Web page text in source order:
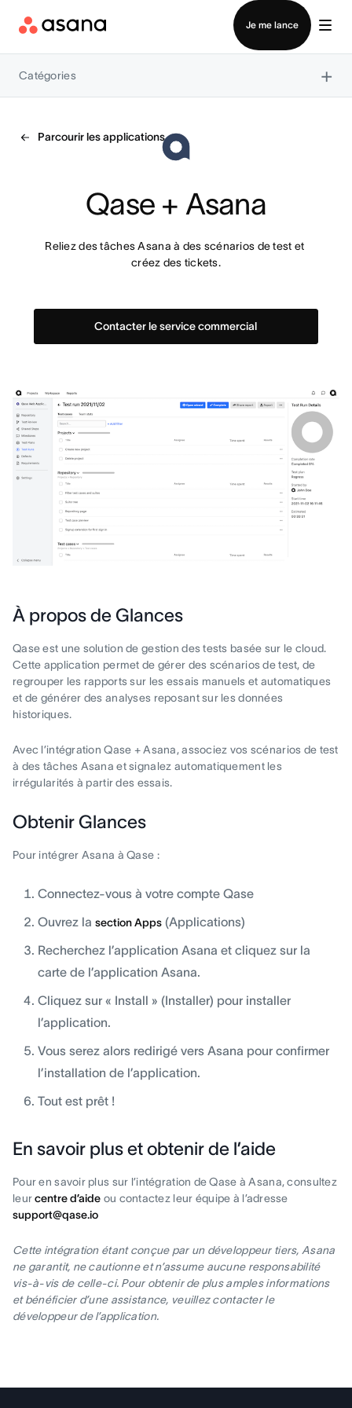
Je me lance
Contacter le service commercial
Catégories ×
Parcourir les applications
Qase + Asana
Reliez des tâches Asana à des scénarios de test et
créez des tickets.
Contacter le service commercial
À propos de Glances
Qase est une solution de gestion des tests basée sur le cloud.
Cette application permet de gérer des scénarios de test, de
regrouper les rapports sur les essais manuels et automatiques
et de générer des analyses reposant sur les données
historiques.
Avec l’intégration Qase + Asana, associez vos scénarios de test
à des tâches Asana et signalez automatiquement les
irrégularités à partir des essais.
Obtenir Glances
Pour intégrer Asana à Qase :
Connectez-vous à votre compte Qase
Ouvrez la section Apps (Applications)
Recherchez l’application Asana et cliquez sur la
carte de l’application Asana.
Cliquez sur « Install » (Installer) pour installer
l’application.
Vous serez alors redirigé vers Asana pour confirmer
l’installation de l’application.
Tout est prêt !
En savoir plus et obtenir de l’aide
Pour en savoir plus sur l’intégration de Qase à Asana, consultez
leurcentre d’aide ou contactez leur équipe à l’adresse
support@qase.io
Cette intégration étant conçue par un développeur tiers, Asana
ne garantit, ne cautionne et n’assume aucune responsabilité
vis-à-vis de celle-ci. Pour obtenir de plus amples informations
et bénéficier d’une assistance, veuillez contacter le
développeur de l’application.